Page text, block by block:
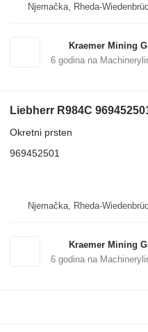
Njemačka, Rheda-
Kraemer Mining
6godina na
Liebherr R984C
Okretni prsten
969452501
Njemačka, Rheda-
Kraemer Mining
6godina na